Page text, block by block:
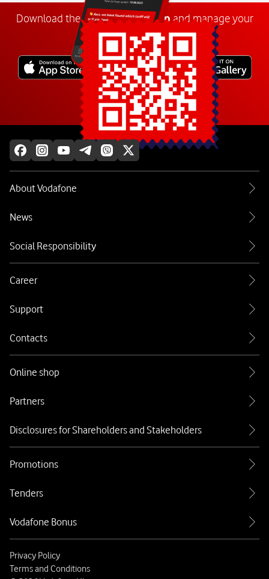
Download theMyVodafone app and manage your
number anywhere.
Explore more
About Vodafone
News
Social Responsibility
Career
Support
Contacts
Online shop
Partners
Disclosures for Shareholders and Stakeholders
Promotions
Tenders
Vodafone Bonus
Privacy Policy
Terms and Conditions